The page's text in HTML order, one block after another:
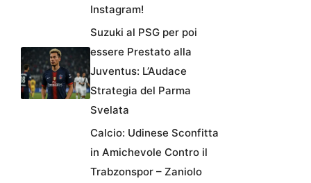
Instagram!
Suzuki al PSG per poi
essere Prestato alla
Juventus: L’Audace
Strategia del Parma
Svelata
Calcio: Udinese Sconfitta
in Amichevole Contro il
Trabzonspor – Zaniolo